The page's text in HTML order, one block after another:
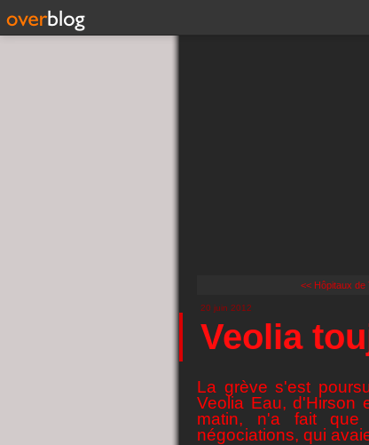
<< Hôpitaux de
20 juin 2012
Veolia
La grève s'est
Veolia Eau, d'Hirson
matin, n'a fait que
négociations, qui